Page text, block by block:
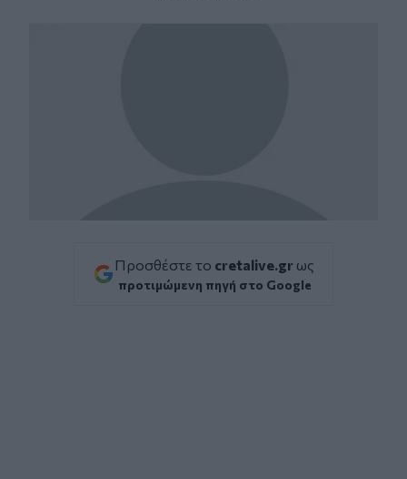
Προσθέστε το cretalive.gr ως
προτιμώμενη πηγή στο Google